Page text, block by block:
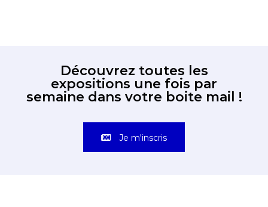
Découvrez toutes les
expositions une fois par
semaine dans votre boite mail !
Je m'inscris